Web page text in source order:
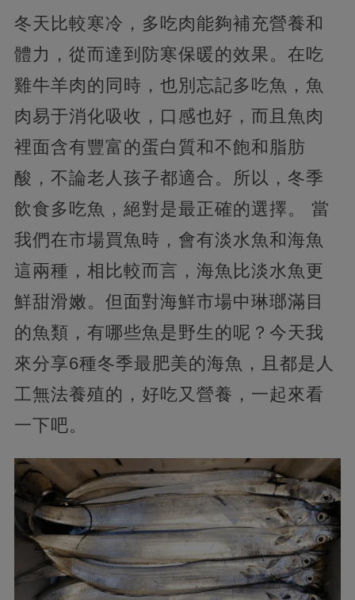
冬天比較寒冷，多吃肉能夠補充營養和
體力，從而達到防寒保暖的效果。在吃
雞牛羊肉的同時，也別忘記多吃魚，魚
肉易于消化吸收，口感也好，而且魚肉
裡面含有豐富的蛋白質和不飽和脂肪
酸，不論老人孩子都適合。所以，冬季
飲食多吃魚，絕對是最正確的選擇。 當
我們在市場買魚時，會有淡水魚和海魚
這兩種，相比較而言，海魚比淡水魚更
鮮甜滑嫩。但面對海鮮市場中琳瑯滿目
的魚類，有哪些魚是野生的呢？今天我
來分享6種冬季最肥美的海魚，且都是人
工無法養殖的，好吃又營養，一起來看
一下吧。